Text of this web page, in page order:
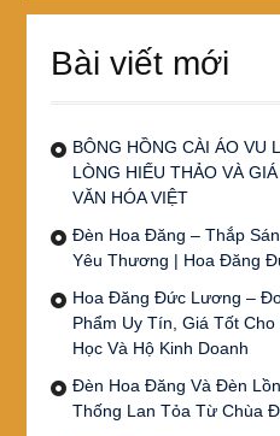
Bài viết mới
BÔNG HỒNG CÀI ÁO VU
LÒNG HIẾU THẢO VÀ
VĂN HÓA VIỆT
Đèn Hoa Đăng – Thắp
Yêu Thương | Hoa Đăng
Hoa Đăng Đức Lương –
Phẩm Uy Tín, Giá Tốt
Học Và Hộ Kinh Doanh
Đèn Hoa Đăng Và Đèn
Thống Lan Tỏa Từ Chùa